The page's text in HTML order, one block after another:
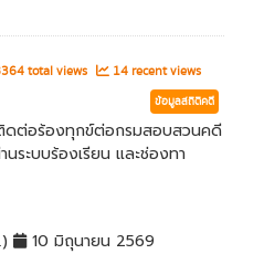
total views 14 recent views
ข้อมูลสถิติคดี
ดต่อร้องทุกข์ต่อกรมสอบสวนคดี
ระบบร้องเรียน และช่องทา
10 มิถุนายน 2569